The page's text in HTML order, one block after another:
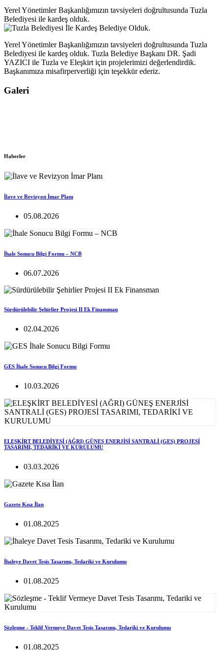
Yerel Yönetimler Başkanlığımızın tavsiyeleri doğrultusunda Tuzla
Belediyesi ile kardeş olduk.
Yerel Yönetimler Başkanlığımızın tavsiyeleri doğrultusunda Tuzla
Belediyesi ile kardeş olduk. Tuzla Belediye Başkanı DR. Şadi
YAZICI ile Tuzla ve Eleşkirt için projelerimizi değerlendirdik.
Başkanımıza misafirperverliği için teşekkür ederiz.
Galeri
Haberler
İlave ve Revizyon İmar Planı
05.08.2026
İhale Sonucu Bilgi Formu – NCB
06.07.2026
Sürdürülebilir Şehirlier Projesi II Ek Finansman
02.04.2026
GES İhale Sonucu Bilgi Formu
10.03.2026
ELEŞKİRT BELEDİYESİ (AĞRI) GÜNEŞ ENERJİSİ SANTRALİ (GES) PROJESİ
TASARIMI, TEDARİKİ VE KURULUMU
03.03.2026
Gazete Kısa İlan
01.08.2025
İhaleye Davet Tesis Tasarımı, Tedariki ve Kurulumu
01.08.2025
Sözleşme - Teklif Vermeye Davet Tesis Tasarımı, Tedariki ve Kurulumu
01.08.2025